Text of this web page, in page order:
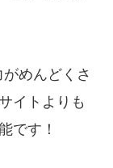
めんどくさ
イトよりも
です！